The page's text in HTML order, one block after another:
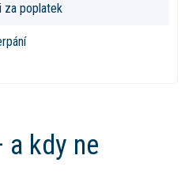
za poplatek
kdy ne